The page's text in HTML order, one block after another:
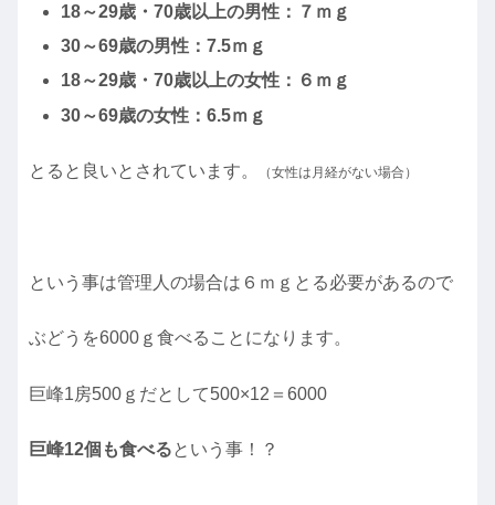
18～29歳・70歳以上の男性：７ｍｇ
30～69歳の男性：7.5ｍｇ
18～29歳・70歳以上の女性：６ｍｇ
30～69歳の女性：6.5ｍｇ
とると良いとされています。 （女性は月経がない場合）
という事は管理人の場合は６ｍｇとる必要があるので
ぶどうを6000ｇ食べることになります。
巨峰1房500ｇだとして500×12＝6000
巨峰12個も食べるという事！？